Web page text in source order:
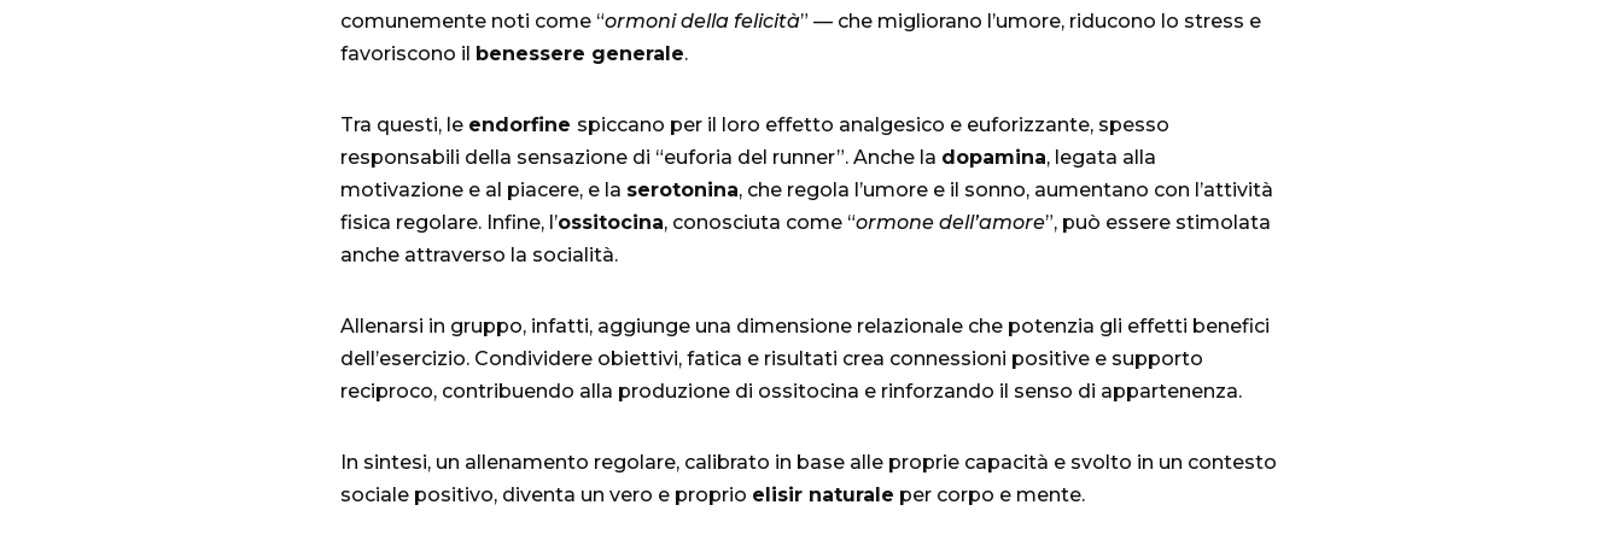
comunemente noti come “ormoni della felicità” — che migliorano l’umore, riducono lo stress e
favoriscono il benessere generale.
Tra questi, le endorfine spiccano per il loro effetto analgesico e euforizzante, spesso
responsabili della sensazione di “euforia del runner”. Anche la dopamina, legata alla
motivazione e al piacere, e la serotonina, che regola l’umore e il sonno, aumentano con l’attività
fisica regolare. Infine, l’ossitocina, conosciuta come “ormone dell’amore”, può essere stimolata
anche attraverso la socialità.
Allenarsi in gruppo, infatti, aggiunge una dimensione relazionale che potenzia gli effetti benefici
dell’esercizio. Condividere obiettivi, fatica e risultati crea connessioni positive e supporto
reciproco, contribuendo alla produzione di ossitocina e rinforzando il senso di appartenenza.
In sintesi, un allenamento regolare, calibrato in base alle proprie capacità e svolto in un contesto
sociale positivo, diventa un vero e proprio elisir naturale per corpo e mente.